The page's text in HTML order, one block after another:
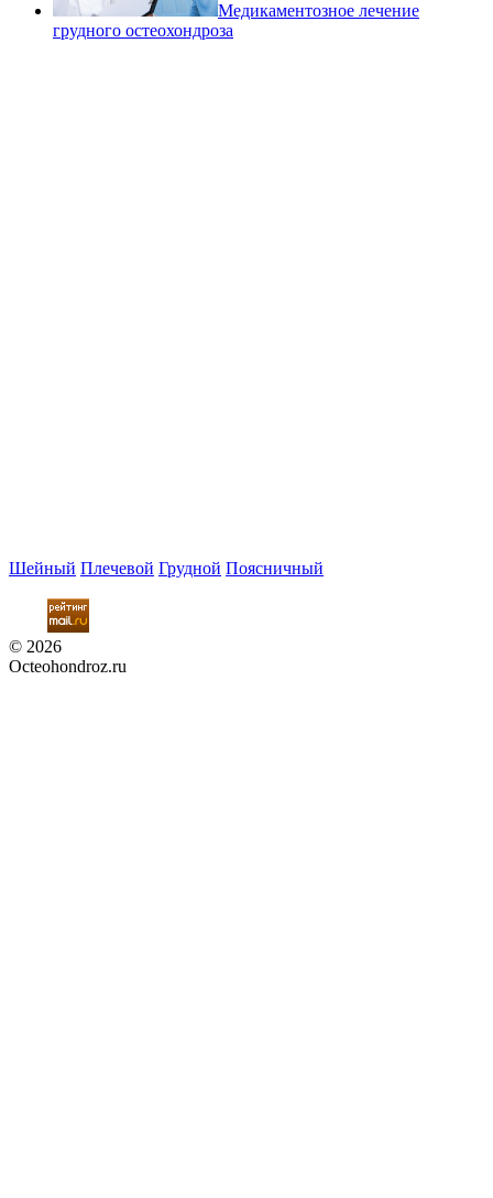
Медикаментозное лечение
грудного остеохондроза
Шейный Плечевой Грудной Поясничный
© 2026
Octeohondroz.ru